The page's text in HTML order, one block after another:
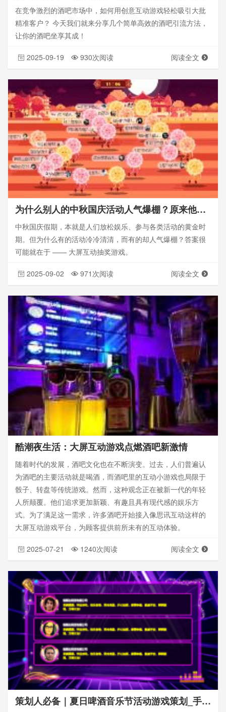
在竞争激烈的酒吧市场中，如何用创意互动游戏轻松吸引大批
精准客户？ 今天我们就来分享几个简单高效的酒吧引流方法，
让你的酒吧坐享其成！
2025-09-19 930次阅读 阅读全文
为什么别人的中秋国庆活动人气爆棚？原来他们用了大屏互动抽奖游戏
中秋国庆假期，本就是人们放松娱乐、参与各类活动的黄金时
期。但为什么有的活动冷冷清清，而有的却人气爆棚？答案很
可能就在于 —— 大屏互动抽奖游戏。
2025-09-02 971次阅读 阅读全文
酷潮夜生活：大屏互动游戏点燃酒吧新激情
随着时代的发展，酒吧文化也在不断演变。过去，人们普遍认
为酒吧的主要活动就是喝酒，而酒吧里的互动小游戏也局限于
骰子、转盘等传统游戏。然而，这种观念正在被新一代的年轻
人所颠覆。他们追求更加新颖、有趣且具有现代感的娱乐方
式。为了满足这一需求，许多酒吧开始接入像思讯互动这样的
大屏互动游戏平台，为顾客提供前所未有的互动体验。
2025-07-21 1240次阅读 阅读全文
策划人必备｜夏日啤酒音乐节活动游戏策划_手机摇一摇互动游戏